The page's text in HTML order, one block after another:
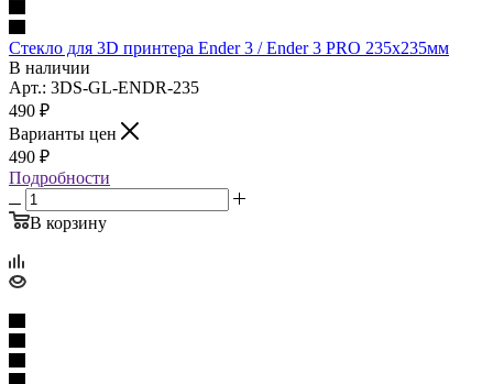
Стекло для 3D принтера Ender 3 / Ender 3 PRO 235х235мм
В наличии
Арт.: 3DS-GL-ENDR-235
490 ₽
Варианты цен
490 ₽
Подробности
В корзину